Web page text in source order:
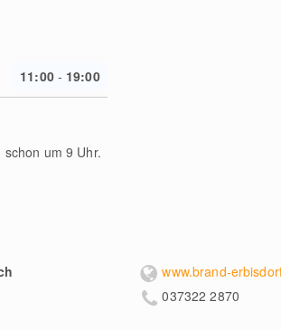
11:00 - 19:00
um 9 Uhr.
037322 2870